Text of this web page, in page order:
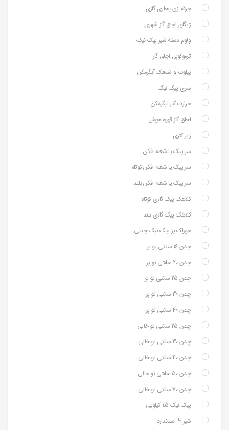
جرقه زن بخاری گازی
ژیگلور اجاق گاز شهری
ولوم دسته شیر پیک نیک
ترموکوپل اجاق گاز
پیلوت و شمعک آبگرمکن
سری پیک نیک
حرارت گیر آبگرمکن
اجاق گاز قهوه جوش
زیر کتری
سر پیک یا شعله افکن
سر پیک یا شعله افکن کوتاه
سر پیک یا شعله افکن بلند
کلاهک پیک گازی کوتاه
کلاهک پیک گازی بلند
خوراک پز پیک نیک چدنی
چدن 16 سانتی تو پر
چدن 20 سانتی تو پر
چدن 25 سانتی تو پر
چدن 30 سانتی تو پر
چدن 40 سانتی تو پر
چدن 25 سانتی تو خالی
چدن 30 سانتی تو خالی
چدن 40 سانتی تو خالی
چدن 50 سانتی تو خالی
چدن 70 سانتی تو خالی
پیک نیک 1.5 کیلویی
شیر ¼ استاندارد